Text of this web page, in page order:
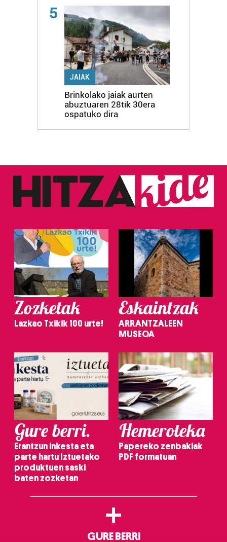
5
JAIAK
Brinkolako jaiak aurten
abuztuaren 28tik 30era
ospatuko dira
Zozketak
Lazkao Txikik 100 urte!
Eskaintzak
ARRANTZALEEN
MUSEOA
Gure berri.
Erantzun inkesta eta
parte hartu Iztuetako
produktuen saski
baten zozketan
Hemeroteka
Papereko zenbakiak
PDF formatuan
+
GURE BERRI